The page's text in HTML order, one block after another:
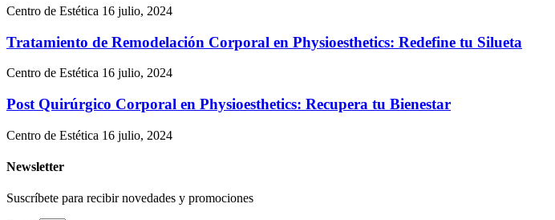
Centro de Estética 16 julio, 2024
Tratamiento de Remodelación Corporal en Physioesthetics: Redefine tu Silueta
Centro de Estética 16 julio, 2024
Post Quirúrgico Corporal en Physioesthetics: Recupera tu Bienestar
Centro de Estética 16 julio, 2024
Newsletter
Suscríbete para recibir novedades y promociones